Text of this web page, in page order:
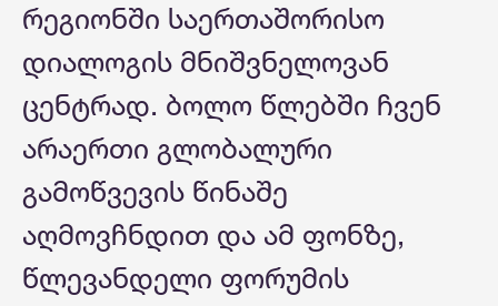
რეგიონში საერთაშორისო
დიალოგის მნიშვნელოვან
ცენტრად. ბოლო წლებში ჩვენ
არაერთი გლობალური
გამოწვევის წინაშე
აღმოვჩნდით და ამ ფონზე,
წლევანდელი ფორუმის